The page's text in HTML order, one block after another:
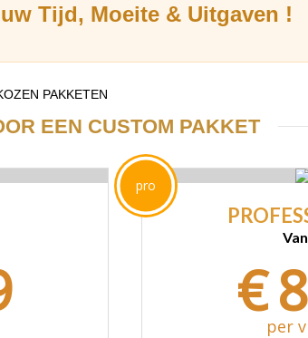
Tijd, Moeite & Uitgaven !
PAKKETEN
EEN CUSTOM PAKKET
pro
€per